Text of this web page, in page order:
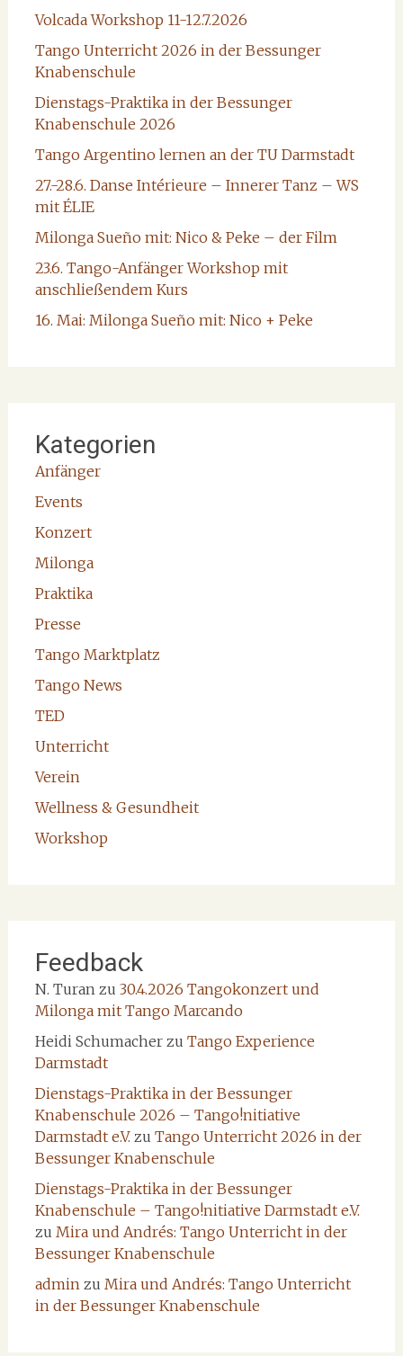
Volcada Workshop 11-12.7.2026
Tango Unterricht 2026 in der Bessunger
Knabenschule
Dienstags-Praktika in der Bessunger
Knabenschule 2026
Tango Argentino lernen an der TU Darmstadt
27.-28.6. Danse Intérieure – Innerer Tanz – WS
mit ÉLIE
Milonga Sueño mit: Nico & Peke – der Film
23.6. Tango-Anfänger Workshop mit
anschließendem Kurs
16. Mai: Milonga Sueño mit: Nico + Peke
Kategorien
Anfänger
Events
Konzert
Milonga
Praktika
Presse
Tango Marktplatz
Tango News
TED
Unterricht
Verein
Wellness & Gesundheit
Workshop
Feedback
N. Turanzu 30.4.2026 Tangokonzert und
Milonga mit Tango Marcando
Heidi Schumacherzu Tango Experience
Darmstadt
Dienstags-Praktika in der Bessunger
Knabenschule 2026 – Tango!nitiative
Darmstadt e.V.zu Tango Unterricht 2026 in der
Bessunger Knabenschule
Dienstags-Praktika in der Bessunger
Knabenschule – Tango!nitiative Darmstadt e.V.
zu Mira und Andrés: Tango Unterricht in der
Bessunger Knabenschule
adminzu Mira und Andrés: Tango Unterricht
in der Bessunger Knabenschule